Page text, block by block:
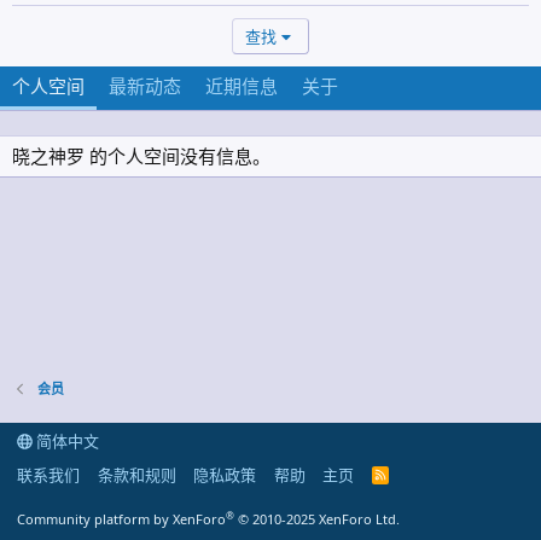
查找
个人空间 最新动态 近期信息 关于
晓之神罗 的个人空间没有信息。
会员
简体中文
联系我们
条款和规则 隐私政策 帮助 主页
R
Community platform by XenForo® © 2010-2025 XenForo Ltd.